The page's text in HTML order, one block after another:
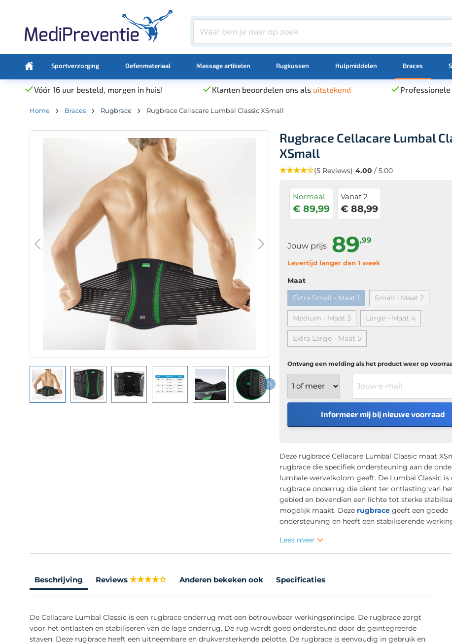
Sportverzorging Oefenmateriaal Massage artikelen Rugkussen Hulpmiddelen Braces
Vóór 16 uur besteld, morgen in huis! Klanten beoordelen ons als uitstekend
Home Braces Rugbrace Rugbrace Cellacare Lumbal Classic XSmall
Rugbrace Cellacare Lumbal
XSmall
(5 Reviews) 4.00 / 5.00
Normaal
€ 89,99
Vanaf 2
€ 88,99
Jouw prijs 89,99
Levertijd langer dan 1 week
Maat
Extra Small - Maat 1
Small - Maat 2
Medium - Maat 3 Large - Maat 4
Extra Large - Maat 5
Ontvang een melding als het product weer op
Informeer mij bij nieuwe voorraad
Deze rugbrace Cellacare Lumbal Classic maat
rugbrace die specifiek ondersteuning aan de
lumbale wervelkolom geeft. De Lumbal Classic is
rugbrace onderrug die dient ter ontlasting van
gebied en bovendien een lichte tot sterke
mogelijk maakt. Deze rugbracegeeft een goede
ondersteuning en heeft een stabiliserende
Lees meer
Beschrijving Reviews Anderen bekeken ook Specificaties
De Cellacare Lumbal Classic is een rugbrace onderrug met een betrouwbaar werkingsprincipe. De rugbrace zorgt
voor het ontlasten en stabiliseren van de lage onderrug. De rug wordt goed ondersteund door de geïntegreerde
staven. Deze rugbrace heeft een uitneembare en drukversterkende pelotte. De rugbrace is eenvoudig in gebruik en